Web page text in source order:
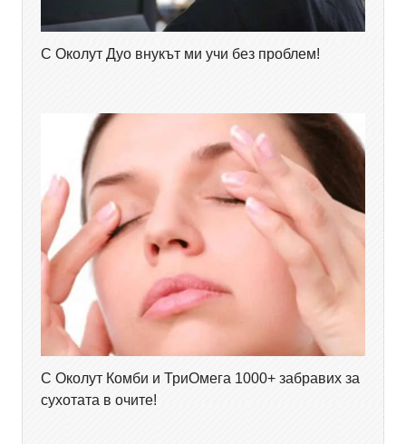
С Околут Дуо внукът ми учи без проблем!
С Околут Комби и ТриОмега 1000+ забравих за
сухотата в очите!